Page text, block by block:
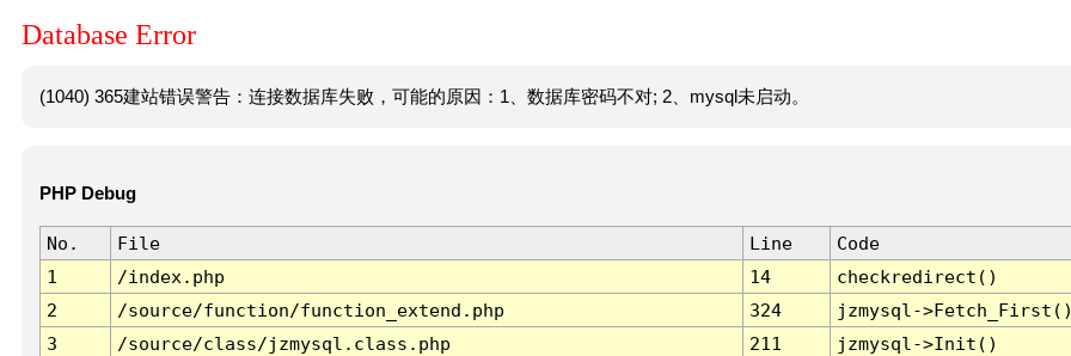
Database Error
(1040) 365建站错误警告：连接数据库失败，可能的原因：1、数据库密码不对; 2、mysql未启动。
PHP Debug
No. File Line
Code
1
/index.php 14
checkredirect()
2
/source/function/function_extend.php 324
jzmysql-
3
/source/class/jzmysql.class.php 211
jzmysql->Init()